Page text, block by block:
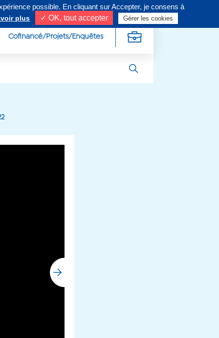
nous sur
Cofinancé/Projets/Enquêtes
possible. En cliquant sur Accepter, je consens à
plus ✓ OK, tout accepter Gérer les cookies